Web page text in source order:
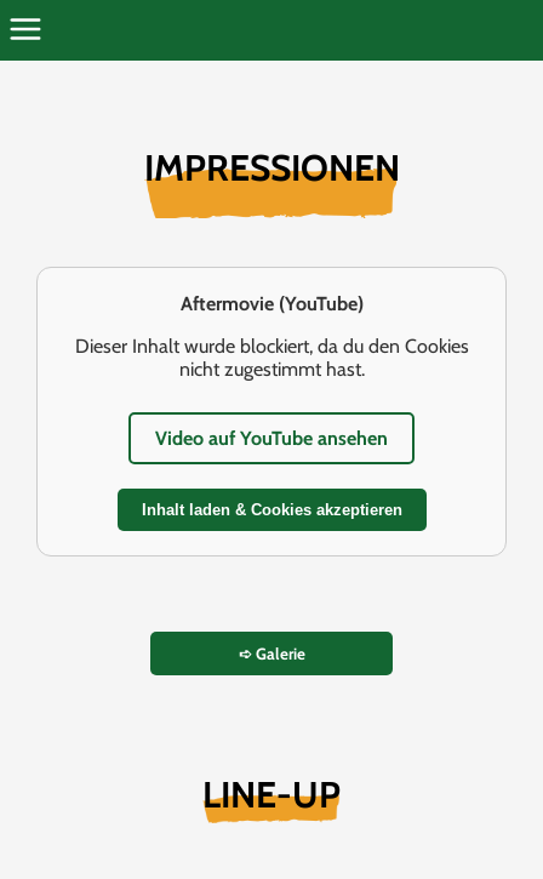
IMPRESSIONEN
Aftermovie (YouTube)
Dieser Inhalt wurde blockiert, da du den Cookies
nicht zugestimmt hast.
Video auf YouTube ansehen
Inhalt laden & Cookies akzeptieren
➪ Galerie
LINE-UP